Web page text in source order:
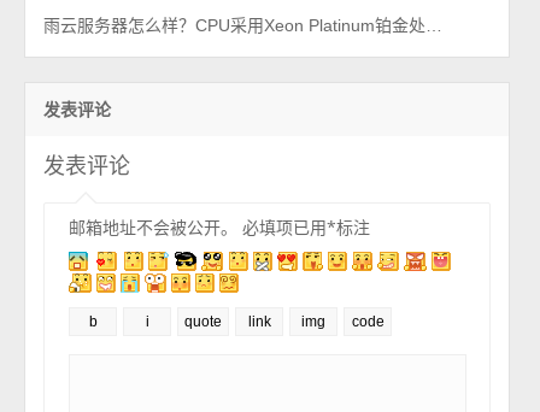
发表评论
发表评论
邮箱地址不会被公开。 必填项已用*标注